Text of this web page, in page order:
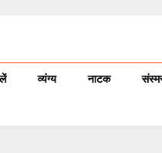
व्यंग्य नाटक